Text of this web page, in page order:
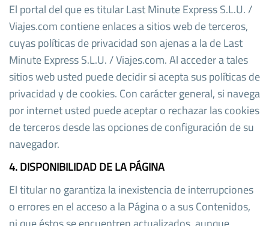
El portal del que es titular Last Minute Express S.L.U. /
Viajes.com contiene enlaces a sitios web de terceros,
cuyas políticas de privacidad son ajenas a la de Last
Minute Express S.L.U. / Viajes.com. Al acceder a tales
sitios web usted puede decidir si acepta sus políticas de
privacidad y de cookies. Con carácter general, si navega
por internet usted puede aceptar o rechazar las cookies
de terceros desde las opciones de configuración de su
navegador.
4. DISPONIBILIDAD DE LA PÁGINA
El titular no garantiza la inexistencia de interrupciones
o errores en el acceso a la Página o a sus Contenidos,